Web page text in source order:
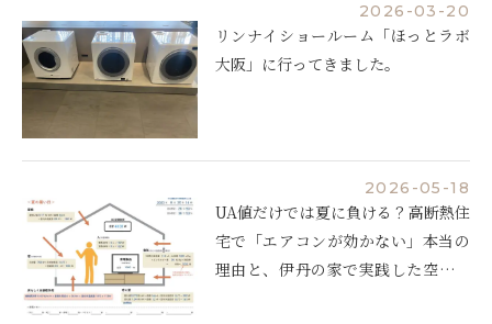
2026-03-20
リンナイショールーム「ほっとラボ
大阪」に行ってきました。
2026-05-18
UA値だけでは夏に負ける？高断熱住
宅で「エアコンが効かない」本当の
理由と、伊丹の家で実践した空調設